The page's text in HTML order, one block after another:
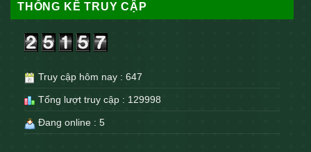
THỐNG KÊ TRUY CẬP
Truy cập hôm nay : 647
Tổng lượt truy cập : 129998
Đang online : 5